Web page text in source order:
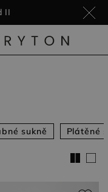
II
sukně Plátěné